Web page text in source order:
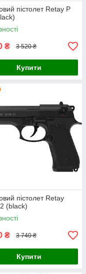
пістолет Retay P
₴ 3 520 ₴
Купити
пістолет Retay
(black)
₴ 3 740 ₴
Купити